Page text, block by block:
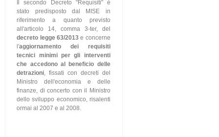
Il secondo Decreto "Requisiti" è
stato predisposto dal MISE in
riferimento a quanto previsto
all'articolo 14, comma 3-ter, del
decreto legge 63/2013 e concerne
l'aggiornamento dei requisiti
tecnici minimi per gli interventi
che accedono al beneficio delle
detrazioni, fissati con decreti del
Ministro dell'economia e delle
finanze, di concerto con il Ministro
dello sviluppo economico, risalenti
ormai al 2007 e al 2008.